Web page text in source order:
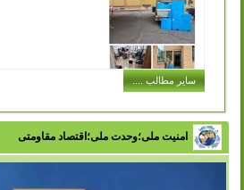
سازمان مدیریت پسماند به جهت تکریم
انتشار: شنبه, 11 آذر 1402
یکی از مشکلاتی که در حفظ محیط
آن مواجه هستیم این است که افراد در
زیادی کیسه پلاستیکی...
در ادارات شهر
با تلاش سازمان مدیریت پسماند
تفکیک زباله از مبدا، فرهنگ سازی در
زباله در بین اقشار مختلف...ادامه مطلب
سایر مطالب ....
امنیت ملی؛وحدت ملی؛اقتصاد مقاومتی